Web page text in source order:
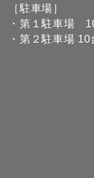
［駐車場］
・第１駐車場
・第２駐車場